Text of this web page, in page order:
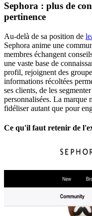
Sephora : plus de
pertinence
Au-delà de sa position de
Sephora anime une
membres échangent
une vaste base de
profil, rejoignent des
informations récoltées
ses clients, de les
personnalisées. La marque
fidéliser autant que pour
Ce qu'il faut retenir de